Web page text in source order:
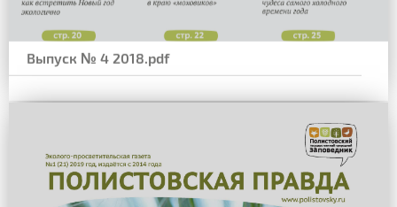
Выпуск № 4 2018.pdf